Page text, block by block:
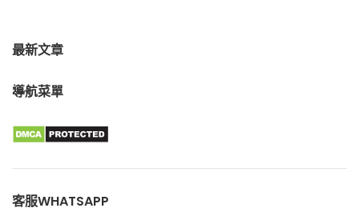
最新文章
導航菜單
客服WHATSAPP